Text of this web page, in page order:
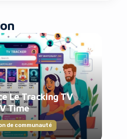
Le Tracking TV
Time
de communauté